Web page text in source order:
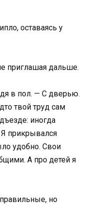
оставаясь у
приглашая дальше.
в пол. — С дверью.
твой труд сам
иногда
Я прикрывался
удобно. Свои
А про детей я
но